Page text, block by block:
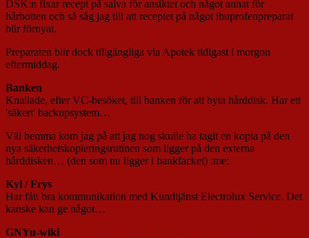
DSK:n fixar recept på salva för ansiktet och något annat för
hårbotten och så såg jag till att receptet på något ibuprofenpreparat
blir förnyat.
Preparaten blir dock tillgängliga via Apotek tidigast i morgon
eftermiddag.
Banken
Knallade, efter VC-besöket, till banken för att byta hårddisk. Har ett
'säkert' backupsystem…
Väl hemma kom jag på att jag nog skulle ha tagit en kopia på den
nya säkerhetskopieringsrutinen som ligger på den externa
hårddisken… (den som nu ligger i bankfacket) :me:
Kyl / Frys
Har fått bra kommunikation med Kundtjänst Electrolux Service. Det
kanske kan ge något…
GNYu-wiki